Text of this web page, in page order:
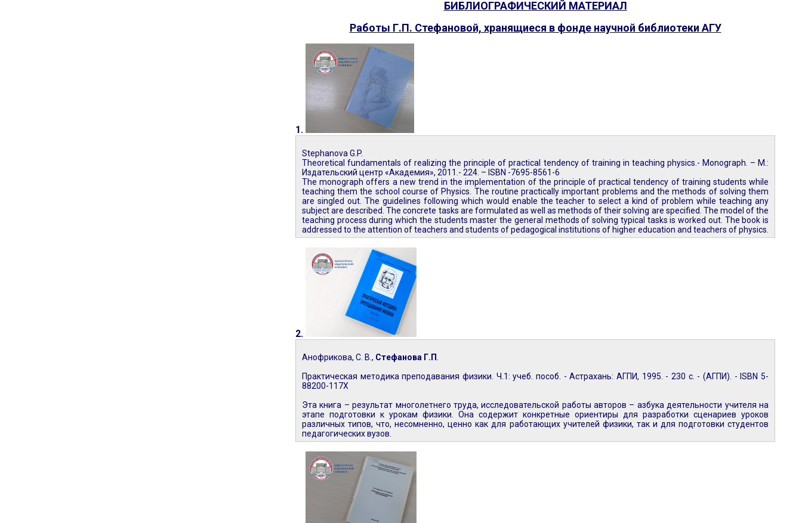
БИБЛИОГРАФИЧЕСКИЙ МАТЕРИАЛ
Работы Г.П. Стефановой, хранящиеся в фонде научной библиотеки АГУ
1.
Stephanova G.P.
Theoretical fundamentals of realizing the principle of practical tendency of training in teaching physics.- Monograph. – M.:
Издательский центр «Академия», 2011.- 224. – ISBN -7695-8561-6
The monograph offers a new trend in the implementation of the principle of practical tendency of training students while
teaching them the school course of Physics. The routine practically important problems and the methods of solving them
are singled out. The guidelines following which would enable the teacher to select a kind of problem while teaching any
subject are described. The concrete tasks are formulated as well as methods of their solving are specified. The model of the
teaching process during which the students master the general methods of solving typical tasks is worked out. The book is
addressed to the attention of teachers and students of pedagogical institutions of higher education and teachers of physics.
2.
Анофрикова, С. В., Стефанова Г.П
Практическая методика преподавания физики. Ч.1: учеб. пособ. - Астрахань: АГПИ, 1995. - 230 с. - (АГПИ). - ISBN 5-
88200-117Х
Эта книга – результат многолетнего труда, исследовательской работы авторов – азбука деятельности учителя на
этапе подготовки к урокам физики. Она содержит конкретные ориентиры для разработки сценариев уроков
различных типов, что, несомненно, ценно как для работающих учителей физики, так и для подготовки студентов
педагогических вузов.